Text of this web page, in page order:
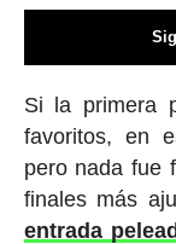
Si la primera
favoritos, en
pero nada fue
finales más
entrada